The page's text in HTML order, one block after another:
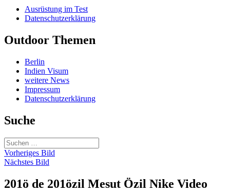
Ausrüstung im Test
Datenschutzerklärung
Outdoor Themen
Berlin
Indien Visum
weitere News
Impressum
Datenschutzerklärung
Suche
Suchen
nach:
Vorheriges Bild
Nächstes Bild
201ö de 201özil Mesut Özil Nike Video